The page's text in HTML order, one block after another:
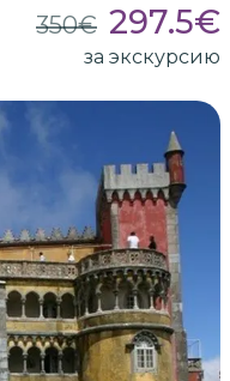
350€ 297.5€
за экскурсию